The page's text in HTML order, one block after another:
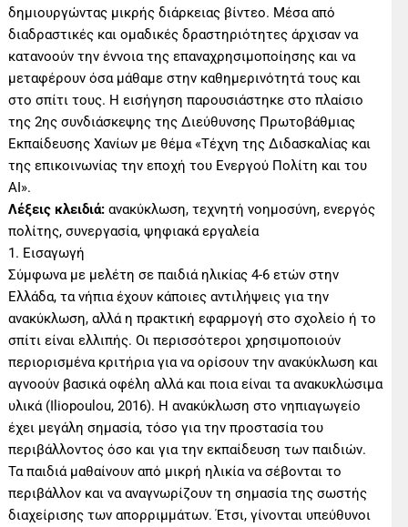
δημιουργώντας μικρής διάρκειας βίντεο. Μέσα από
διαδραστικές και ομαδικές δραστηριότητες άρχισαν να
κατανοούν την έννοια της επαναχρησιμοποίησης και να
μεταφέρουν όσα μάθαμε στην καθημερινότητά τους και
στο σπίτι τους. Η εισήγηση παρουσιάστηκε στο πλαίσιο
της 2ης συνδιάσκεψης της Διεύθυνσης Πρωτοβάθμιας
Εκπαίδευσης Χανίων με θέμα «Τέχνη της Διδασκαλίας και
της επικοινωνίας την εποχή του Ενεργού Πολίτη και του
ΑΙ».
Λέξεις κλειδιά:ανακύκλωση, τεχνητή νοημοσύνη, ενεργός
πολίτης, συνεργασία, ψηφιακά εργαλεία
1. Εισαγωγή
Σύμφωνα με μελέτη σε παιδιά ηλικίας 4-6 ετών στην
Ελλάδα, τα νήπια έχουν κάποιες αντιλήψεις για την
ανακύκλωση, αλλά η πρακτική εφαρμογή στο σχολείο ή το
σπίτι είναι ελλιπής. Οι περισσότεροι χρησιμοποιούν
περιορισμένα κριτήρια για να ορίσουν την ανακύκλωση και
αγνοούν βασικά οφέλη αλλά και ποια είναι τα ανακυκλώσιμα
υλικά (Iliopoulou, 2016). Η ανακύκλωση στο νηπιαγωγείο
έχει μεγάλη σημασία, τόσο για την προστασία του
περιβάλλοντος όσο και για την εκπαίδευση των παιδιών.
Τα παιδιά μαθαίνουν από μικρή ηλικία να σέβονται το
περιβάλλον και να αναγνωρίζουν τη σημασία της σωστής
διαχείρισης των απορριμμάτων. Έτσι, γίνονται υπεύθυνοι